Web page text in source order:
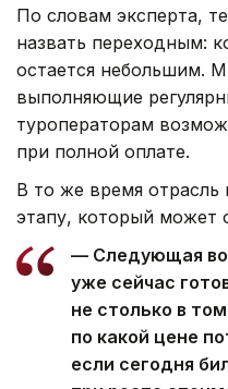
По словам эксперта,
назвать переходным:
остается небольшим.
выполняющие
туроператорам
при полной оплате.
В то же время
этапу, который может
— Следующая
уже сейчас
не столько в
по какой цене
если сегодня